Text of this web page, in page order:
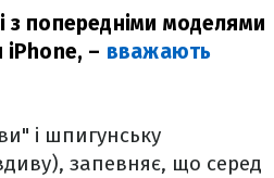
з попередніми моделями
iPhone, – вважають
і шпигунську
запевняє, що серед